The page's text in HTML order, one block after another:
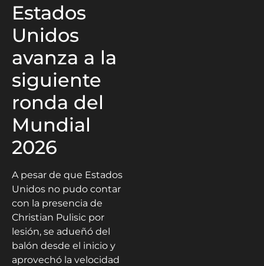
Estados
Unidos
avanza a la
siguiente
ronda del
Mundial
2026
A pesar de que Estados
Unidos no pudo contar
con la presencia de
Christian Pulisic por
lesión, se adueñó del
balón desde el inicio y
aprovechó la velocidad